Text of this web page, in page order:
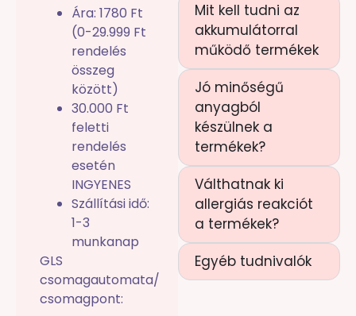
Ára: 1780 Ft
(0-29.999 Ft
rendelés
összeg
között)
30.000 Ft
feletti
rendelés
esetén
INGYENES
Szállítási idő:
1-3
munkanap
GLS
csomagautomata/
csomagpont:
Mit kell tudni az
akkumulátorral
működő termékek
Jó minőségű
anyagból
készülnek a
termékek?
Válthatnak ki
allergiás reakciót
a termékek?
Egyéb tudnivalók